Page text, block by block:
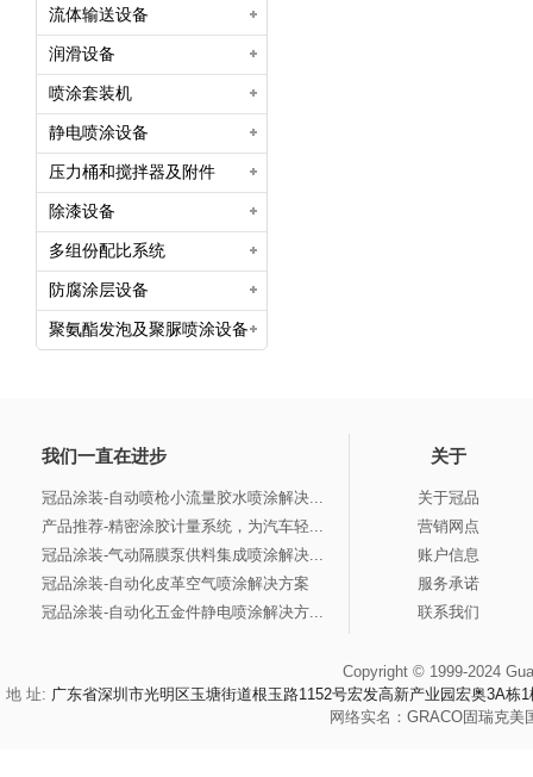
流体输送设备
润滑设备
喷涂套装机
静电喷涂设备
压力桶和搅拌器及附件
除漆设备
多组份配比系统
防腐涂层设备
聚氨酯发泡及聚脲喷涂设备
我们一直在进步
冠品涂装-自动喷枪小流量胶水喷涂解决...
产品推荐-精密涂胶计量系统，为汽车轻...
冠品涂装-气动隔膜泵供料集成喷涂解决...
冠品涂装-自动化皮革空气喷涂解决方案
冠品涂装-自动化五金件静电喷涂解决方...
关于
关于冠品
营销网点
账户信息
服务承诺
联系我们
Copyright © 1999-2024
地 址: 广东省深圳市光明区玉塘街道根玉路1152号宏发高新产业园宏奥3A栋1
网络实名： GRACO固瑞克美